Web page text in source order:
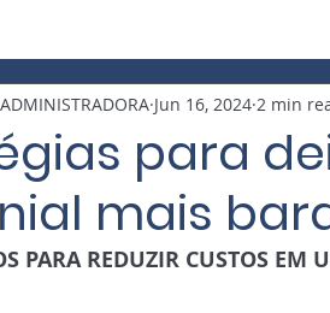
para
mais
Jun 16, 2024 2 min
PARA REDUZIR CUSTOS